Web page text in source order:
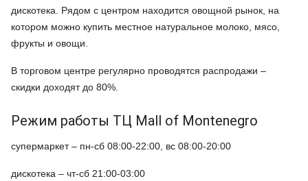
дискотека. Рядом с центром находится овощной рынок, на
котором можно купить местное натуральное молоко, мясо,
фрукты и овощи.
В торговом центре регулярно проводятся распродажи –
скидки доходят до 80%.
Режим работы ТЦ Mall of Montenegro
супермаркет – пн-сб 08:00-22:00, вс 08:00-20:00
дискотека – чт-сб 21:00-03:00